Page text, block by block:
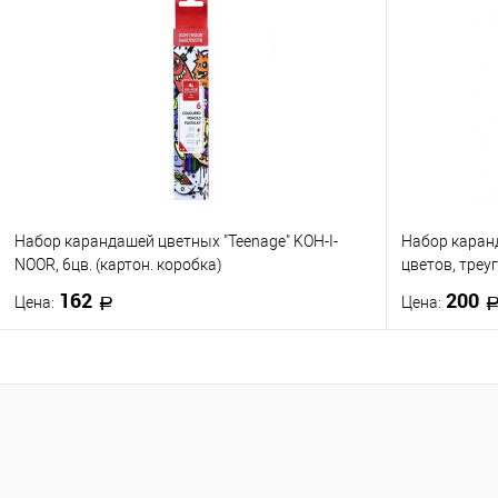
Купить в
Набор карандашей цветных "Teenage" KOH-I-
NOOR, 6цв. (картон. коробка)
Цена: 162
Набор
цветов,
Цена: 200